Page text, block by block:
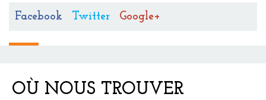
Facebook Twitter Google+
OÙ NOUS TROUVER